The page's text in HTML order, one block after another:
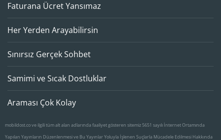
Faturana Ücret Yansımaz
Her Yerden Arayabilirsin
Sınırsız Gerçek Sohbet
Samimi ve Sıcak Dostluklar
Araması Çok Kolay
mobildost.co ve ilgili tüm alt alan adlarında faaliyet gösteren sitemiz 5651 sayılı İnternet Ortamında
Yapılan Yayınların Düzenlenmesi ve Bu Yayınlar Yoluyla İşlenen Suçlarla Mücadele Edilmesi Hakkında